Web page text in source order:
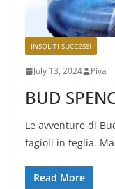
INSOLITI SUCCESSI
July 13, 2024 Piva
BUD
Le avventure di
fagioli in teglia.
Read More